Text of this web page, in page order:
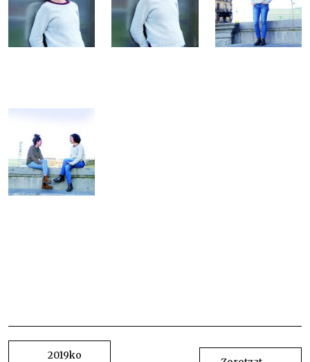
BIDALKETETAN
ZEHAR2019ko